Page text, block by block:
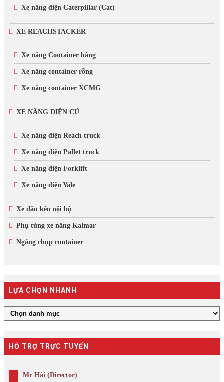
Xe nâng điện Caterpillar (Cat)
XE REACHSTACKER
Xe nâng Container hàng
Xe nâng container rỗng
Xe nâng container XCMG
XE NÂNG ĐIỆN CŨ
Xe nâng điện Reach truck
Xe nâng điện Pallet truck
Xe nâng điện Forklift
Xe nâng điện Yale
Xe đầu kéo nội bộ
Phụ tùng xe nâng Kalmar
Ngáng chụp container
LỰA CHỌN NHANH
HỖ TRỢ TRỰC TUYẾN
Mr Hải (Director)